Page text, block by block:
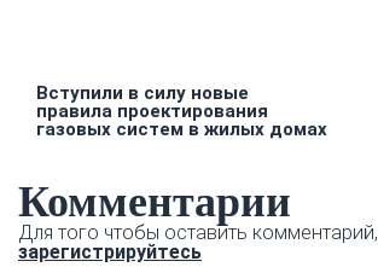
Вступили в силу новые
правила проектирования
газовых систем в жилых домах
Комментарии
Для того чтобы оставить комментарий,
зарегистрируйтесь